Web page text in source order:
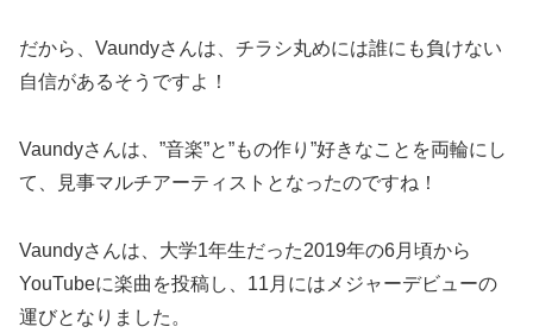
だから、Vaundyさんは、チラシ丸めには誰にも負けない
自信があるそうですよ！
Vaundyさんは、”音楽”と”もの作り”好きなことを両輪にし
て、見事マルチアーティストとなったのですね！
Vaundyさんは、大学1年生だった2019年の6月頃から
YouTubeに楽曲を投稿し、11月にはメジャーデビューの
運びとなりました。